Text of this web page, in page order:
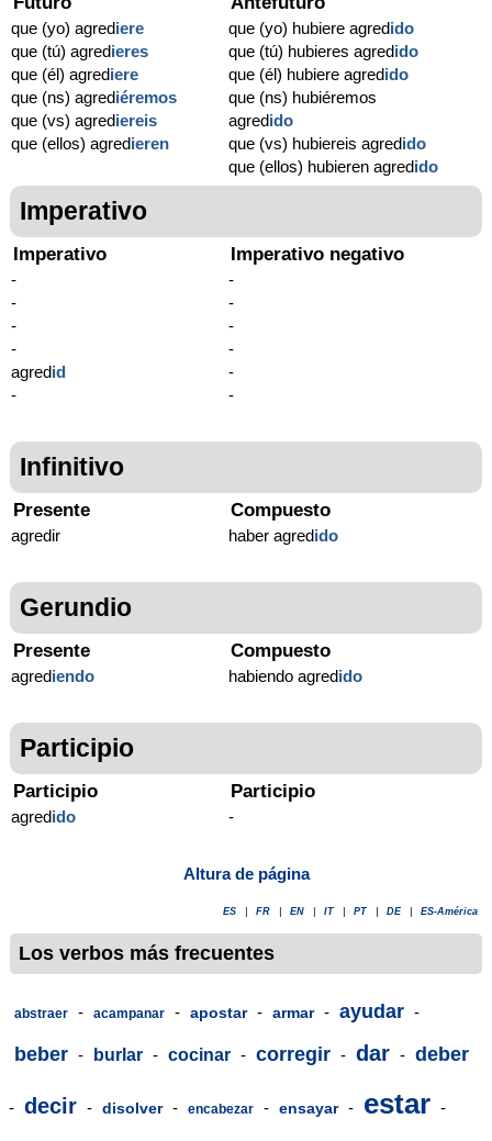
que (yo) agrediere
que (tú) agredieres
que (él) agrediere
que (ns) agrediéremos
que (vs) agrediereis
que (ellos) agredieren
que (yo) hubiere agredido
que (tú) hubieres agredido
que (él) hubiere agredido
que (ns) hubiéremos
agredido
que (vs) hubiereis agredido
que (ellos) hubieren agredido
Imperativo
Imperativo
-
-
-
-
agredid
-
Imperativo negativo
-
-
-
-
-
-
Infinitivo
Presente
agredir
Compuesto
haber agredido
Gerundio
Presente
agrediendo
Compuesto
habiendo agredido
Participio
Participio
agredido
Participio
-
Altura de página
ES FR EN IT PT DE ES-América
Los verbos más frecuentes
abstraer - acampanar - apostar - armar - ayudar -
beber - burlar - cocinar - corregir - dar - deber
- decir - disolver - encabezar - ensayar - estar -